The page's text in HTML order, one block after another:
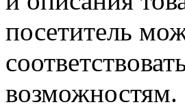
посетитель
возможностям.